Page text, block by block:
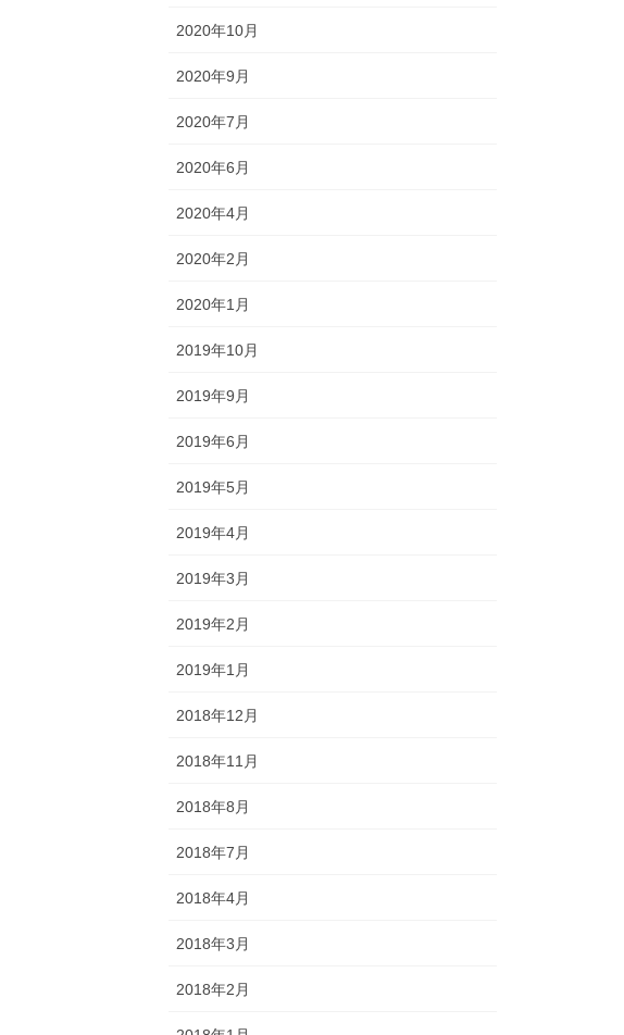
2020年10月
2020年9月
2020年7月
2020年6月
2020年4月
2020年2月
2020年1月
2019年10月
2019年9月
2019年6月
2019年5月
2019年4月
2019年3月
2019年2月
2019年1月
2018年12月
2018年11月
2018年8月
2018年7月
2018年4月
2018年3月
2018年2月